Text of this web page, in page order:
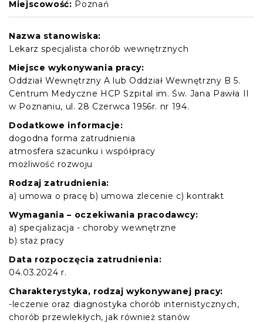
Miejscowość: Poznań
Nazwa stanowiska:
Lekarz specjalista chorób wewnętrznych
Miejsce wykonywania pracy:
Oddział Wewnętrzny A lub Oddział Wewnętrzny B 5.
Centrum Medyczne HCP Szpital im. Św. Jana Pawła II
w Poznaniu, ul. 28 Czerwca 1956r. nr 194.
Dodatkowe informacje:
dogodna forma zatrudnienia
atmosfera szacunku i współpracy
możliwość rozwoju
Rodzaj zatrudnienia:
a) umowa o pracę b) umowa zlecenie c) kontrakt
Wymagania – oczekiwania pracodawcy:
a) specjalizacja - choroby wewnętrzne
b) staż pracy
Data rozpoczęcia zatrudnienia:
04.03.2024 r.
Charakterystyka, rodzaj wykonywanej pracy:
-leczenie oraz diagnostyka chorób internistycznych,
chorób przewlekłych, jak również stanów